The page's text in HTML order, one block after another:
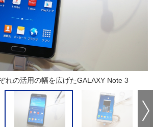
れの活用の幅を広げたGALAXY Note 3